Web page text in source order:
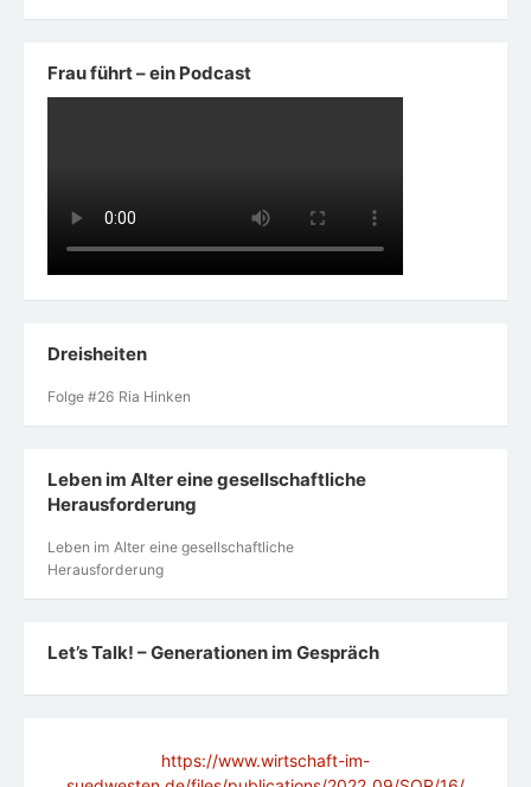
Frau führt – ein Podcast
Dreisheiten
Folge #26 Ria Hinken
Leben im Alter eine gesellschaftliche
Herausforderung
Leben im Alter eine gesellschaftliche
Herausforderung
Let’s Talk! – Generationen im Gespräch
https://www.wirtschaft-im-